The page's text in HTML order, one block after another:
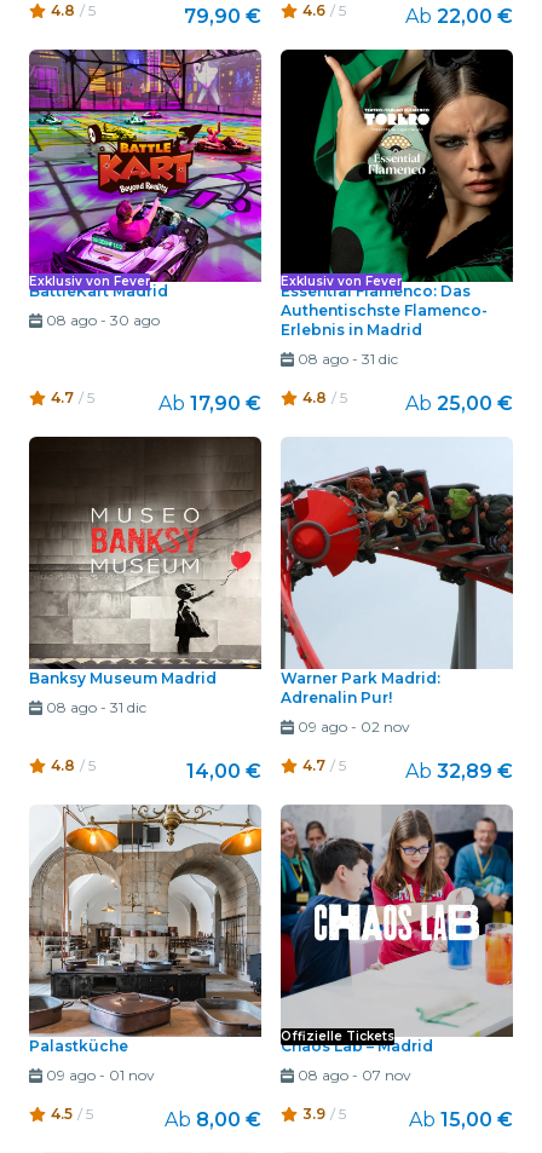
4.8 / 5 79,90 € 4.6 / 5 Ab 22,00 €
Exklusiv von Fever
BattleKart Madrid
08 ago- 30 ago
4.7 / 5 Ab 17,90 €
Exklusiv von Fever
Essential Flamenco: Das
Authentischste Flamenco-
Erlebnis in Madrid
08 ago- 31 dic
4.8 / 5 Ab 25,00 €
Banksy Museum Madrid
08 ago- 31 dic
4.8 / 5 14,00 €
Warner Park Madrid:
Adrenalin Pur!
09 ago- 02 nov
4.7 / 5 Ab 32,89 €
Palastküche
09 ago- 01 nov
4.5 / 5 Ab 8,00 €
Offizielle Tickets
Chaos Lab – Madrid
08 ago- 07 nov
3.9 / 5 Ab 15,00 €